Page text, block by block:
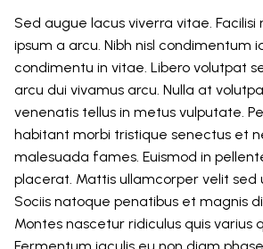
Sed augue lacus viverra vitae. Facilisi
ipsum a arcu. Nibh nisl condimentum
condimentu in vitae. Libero volutpat
arcu dui vivamus arcu. Nulla at
venenatis tellus in metus vulputate.
habitant morbi tristique senectus et
malesuada fames. Euismod in
placerat. Mattis ullamcorper velit sed
Sociis natoque penatibus et magnis
Montes nascetur ridiculus quis varius